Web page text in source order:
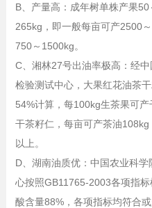
B、产量高：成年树单株产果
265kg，即一般每亩可产2500
750～1500kg。
C、湘林27号出油率极高：经
检验测试中心，大果红花油茶
54%计算，每100kg生茶果可
干茶籽仁，每亩可产茶油
以上。
D、湖南油质优：中国农业科
心按照GB11765-2003各项指
酸含量88%，各项指标均符合